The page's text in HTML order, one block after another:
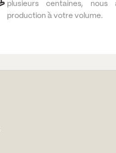
plusieurs centaines, nous
production à votre volume.